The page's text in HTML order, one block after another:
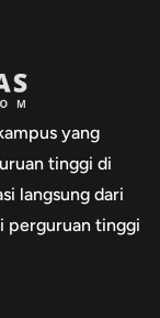
yang
tinggi di
langsung dari
perguruan tinggi